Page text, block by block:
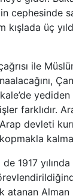
cephesinde
kışlada üç
ile
farklıdır.
devleti
1917
atanan Alman